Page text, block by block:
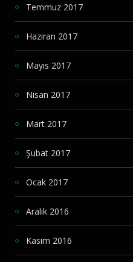
Temmuz 2017
Haziran 2017
Mayıs 2017
Nisan 2017
Mart 2017
Şubat 2017
Ocak 2017
Aralık 2016
Kasım 2016